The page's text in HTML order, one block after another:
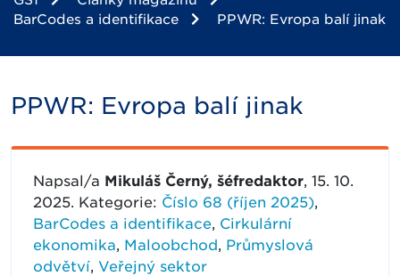
BarCodes a identifikace
PPWR: Evropa balí jinak
PPWR: Evropa balí jinak
Napsal/a Mikuláš Černý, šéfredaktor, 15. 10.
2025. Kategorie: Číslo 68 (říjen 2025),
BarCodes a identifikace, Cirkulární
ekonomika, Maloobchod, Průmyslová
odvětví, Veřejný sektor